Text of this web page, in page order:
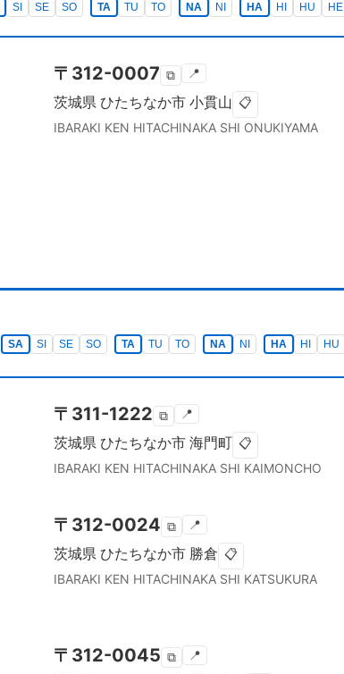
SI SE SO TA TU TO NA NI HA HI HU HE
〒 312-0007 ⧉ 📍
茨城県 ひたちなか市 小貫山 📋
IBARAKI KEN HITACHINAKA SHI ONUKIYAMA
SA SI SE SO TA TU TO NA NI HA HI HU
〒 311-1222 ⧉ 📍
茨城県 ひたちなか市 海門町 📋
IBARAKI KEN HITACHINAKA SHI KAIMONCHO
〒 312-0024 ⧉ 📍
茨城県 ひたちなか市 勝倉 📋
IBARAKI KEN HITACHINAKA SHI KATSUKURA
〒 312-0045 ⧉ 📍